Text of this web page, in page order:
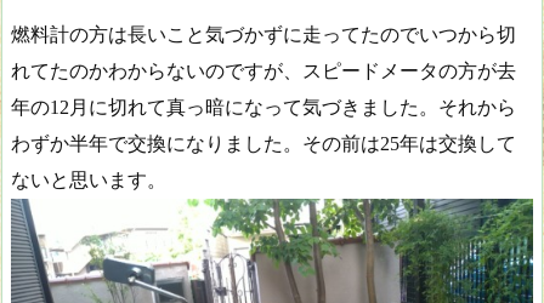
燃料計の方は長いこと気づかずに走ってたのでいつから切
れてたのかわからないのですが、スピードメータの方が去
年の12月に切れて真っ暗になって気づきました。それから
わずか半年で交換になりました。その前は25年は交換して
ないと思います。